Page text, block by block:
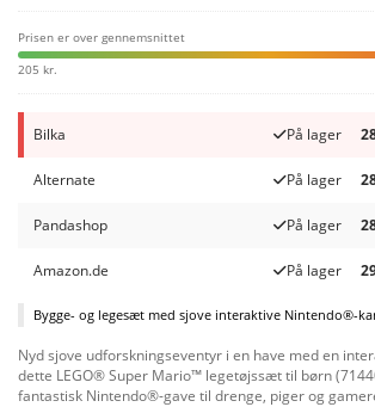
Prisen er over gennemsnittet
205 kr.
Bilka På lager
Alternate På lager
Pandashop På lager
Amazon.de På lager
Bygge- og legesæt med sjove interaktive Nintendo®-
Nyd sjove udforskningseventyr i en have med en
dette LEGO® Super Mario™ legetøjssæt til børn
fantastisk Nintendo®-gave til drenge, piger og